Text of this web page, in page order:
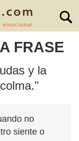
FRASE
y la
no
siente o